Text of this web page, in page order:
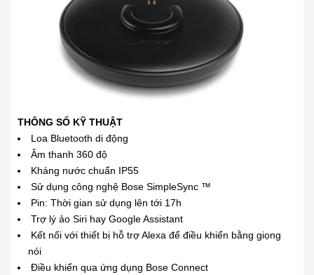
THÔNG SỐ KỸ THUẬT
Loa Bluetooth di động
Âm thanh 360 độ
Kháng nước chuẩn IP55
Sử dụng công nghệ Bose SimpleSync ™
Pin: Thời gian sử dụng lên tới 17h
Trợ lý ảo Siri hay Google Assistant
Kết nối với thiết bị hỗ trợ Alexa để điều khiển bằng giọng
nói
Điều khiển qua ứng dụng Bose Connect